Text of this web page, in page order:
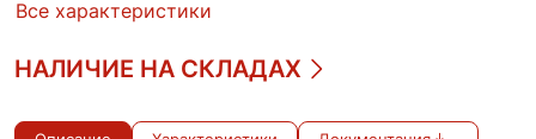
Все характеристики
НАЛИЧИЕ НА СКЛАДАХ